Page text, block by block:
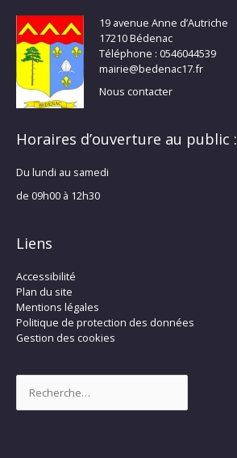
19 avenue Anne d’Autriche
17210 Bédenac
Téléphone : 0546044539
mairie@bedenac17.fr
Nous contacter
Horaires d’ouverture au public :
Du lundi au samedi
de 09h00 à 12h30
Liens
Accessibilité
Plan du site
Mentions légales
Politique de protection des données
Gestion des cookies